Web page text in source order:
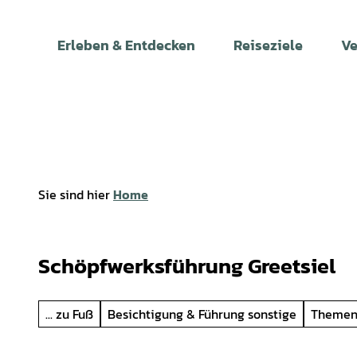
Erleben & Entdecken Reiseziele
Sie sind hierHome
Schöpfwerksführung Greetsiel
... zu Fuß Besichtigung & Führung sonstige